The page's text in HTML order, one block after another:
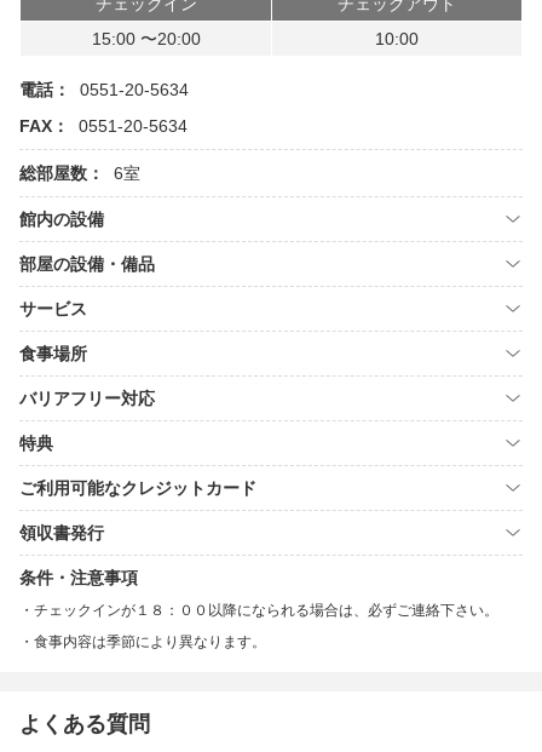
15:00 〜20:00
10:00
電話：
0551-20-5634
FAX：
0551-20-5634
総部屋数： 6室
館内の設備
部屋の設備・備品
サービス
食事場所
バリアフリー対応
特典
ご利用可能なクレジットカード
領収書発行
条件・注意事項
チェックインが１８：００以降になられる場合は、必ずご連絡下さい。
食事内容は季節により異なります。
よくある質問